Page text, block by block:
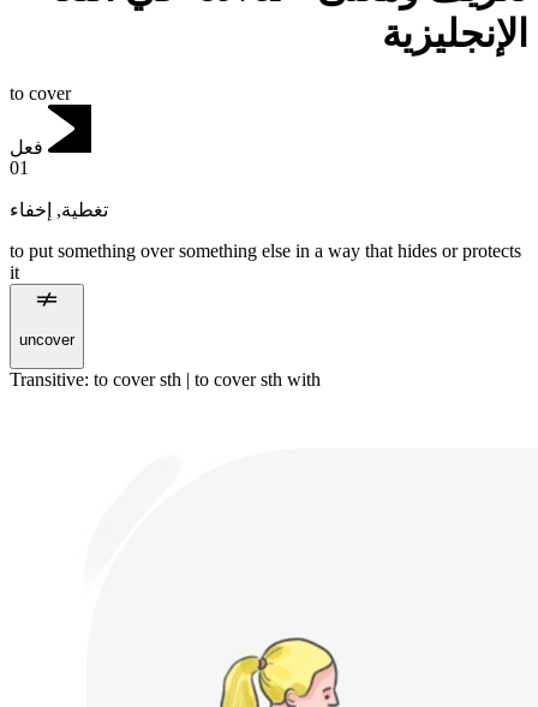
الإنجليزية
to cover
فعل
01
تغطية, إخفاء
to put something over something else in a way that hides or protects
it
uncover
Transitive: to coversth | to coversth with